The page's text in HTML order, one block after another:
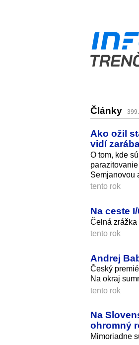
Články
Ako ožil
vidí
O tom, kde
Semjanovou
tento rok
Na ceste
Čelná zrážka
tento rok
Andrej
Český
Na okraj
tento rok
Na
ohromný
Mimoriadne